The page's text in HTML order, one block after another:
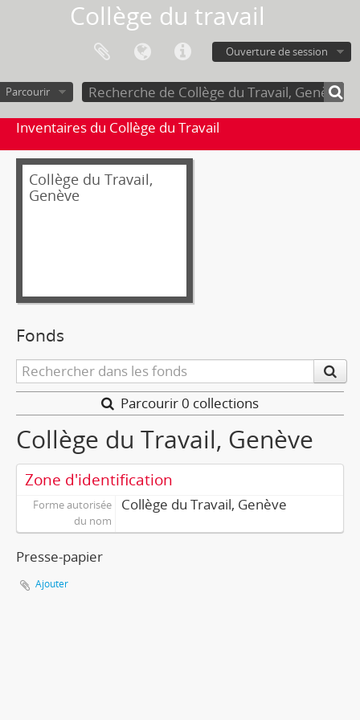
Collège du travail
Ouverture de session
Parcourir
Inventaires du Collège du Travail
Collège du Travail,
Genève
Fonds
Parcourir 0 collections
Collège du Travail, Genève
Zone d'identification
Forme autorisée
du nom
Collège du Travail, Genève
Presse-papier
Ajouter